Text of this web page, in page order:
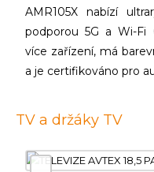
AMR105X nabízí
podporou 5G a Wi-Fi
více zařízení, má
a je certifikováno pro
TV a držáky TV